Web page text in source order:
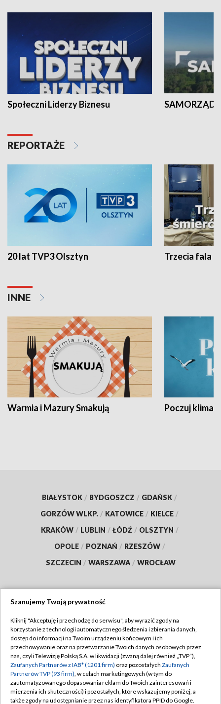
Społeczni Liderzy Biznesu SAMORZĄD
REPORTAŻE
20 lat TVP3 Olsztyn Trzecia fala -
INNE
Warmia i Mazury Smakują Poczuj klimat
BIAŁYSTOK / BYDGOSZCZ / GDAŃSK /
GORZÓW WLKP. / KATOWICE / KIELCE /
KRAKÓW / LUBLIN / ŁÓDŹ / OLSZTYN /
OPOLE / POZNAŃ / RZESZÓW /
SZCZECIN / WARSZAWA / WROCŁAW
TVP
Abonament TVP
Emisja w TVP
Centrum informacji TVP
Naziemna Telewizja Cyfrowa
Regulamin TVP
Polityka prywatności
Moje zgody
Pomoc
Szanujemy Twoją prywatność
Kliknij "Akceptuję i przechodzę do serwisu", aby wyrazić zgody na
korzystanie z technologii automatycznego śledzenia i zbierania danych,
dostęp do informacji na Twoim urządzeniu końcowym i ich
przechowywanie oraz na przetwarzanie Twoich danych osobowych przez
nas, czyli Telewizję Polską S.A. w likwidacji (zwaną dalej również „TVP”),
Zaufanych Partnerów z IAB* (1201 firm) oraz pozostałych Zaufanych
Partnerów TVP (93 firm), w celach marketingowych (w tym do
zautomatyzowanego dopasowania reklam do Twoich zainteresowań i
mierzenia ich skuteczności) i pozostałych, które wskazujemy poniżej, a
także zgody na udostępnianie przez nas identyfikatora PPID do Google.